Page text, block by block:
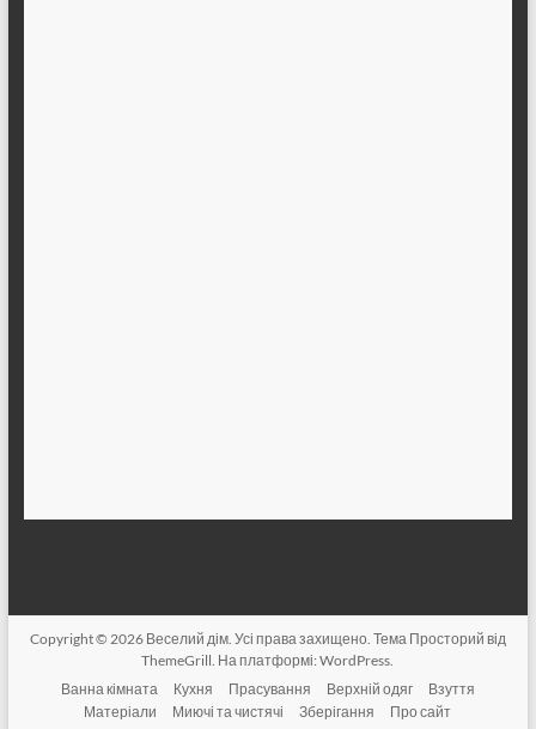
Copyright © 2026 Веселий дім. Усі права захищено. Тема Просторий від
ThemeGrill. На платформі:WordPress
Ванна кімната
Кухня Прасування Верхній одяг
Взуття
Матеріали
Миючі та чистячі Зберігання Про сайт